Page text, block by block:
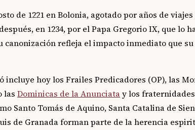
de 1221 en Bolonia, agotado por años de
en 1234, por el Papa Gregorio IX, que lo
canonización refleja el impacto inmediato que
hoy los Frailes Predicadores (OP), las
las Dominicas de la Anunciatay los
Santo Tomás de Aquino, Santa Catalina de
de Granada forman parte de la herencia